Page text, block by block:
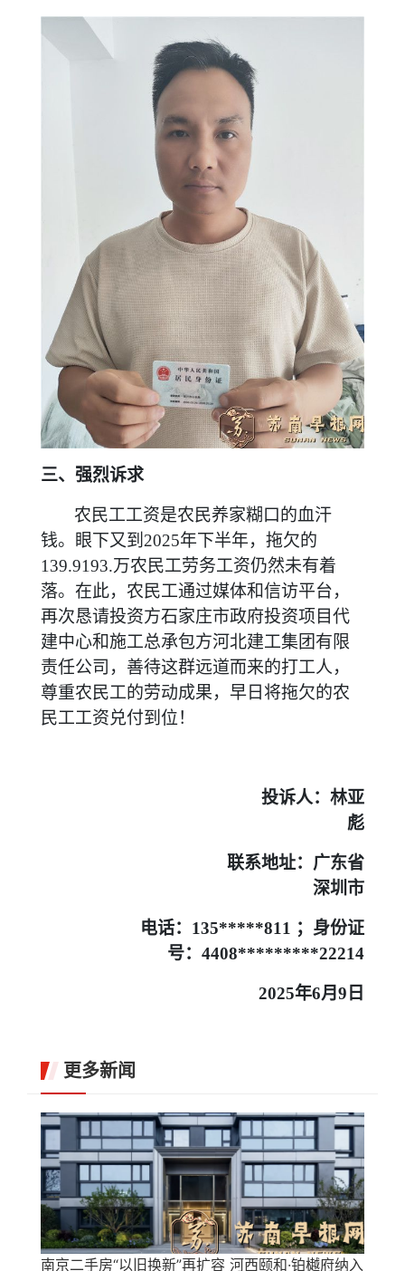
三、强烈诉求
农民工工资是农民养家糊口的血汗
钱。眼下又到2025年下半年，拖欠的
139.9193.万农民工劳务工资仍然未有着
落。在此，农民工通过媒体和信访平台，
再次恳请投资方石家庄市政府投资项目代
建中心和施工总承包方河北建工集团有限
责任公司，善待这群远道而来的打工人，
尊重农民工的劳动成果，早日将拖欠的农
民工工资兑付到位！
投诉人：林亚
彪
联系地址：广东省
深圳市
电话：135*****811 ；身份证
号：4408*********22214
2025年6月9日
更多新闻
南京二手房“以旧换新”再扩容 河西颐和·铂樾府纳入